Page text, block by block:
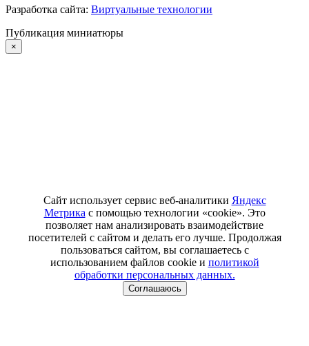
Разработка сайта: Виртуальные технологии
Публикация миниатюры
×
Сайт использует сервис веб-аналитики Яндекс
Метрика с помощью технологии «cookie». Это
позволяет нам анализировать взаимодействие
посетителей с сайтом и делать его лучше. Продолжая
пользоваться сайтом, вы соглашаетесь с
использованием файлов cookie и политикой
обработки персональных данных.
Соглашаюсь